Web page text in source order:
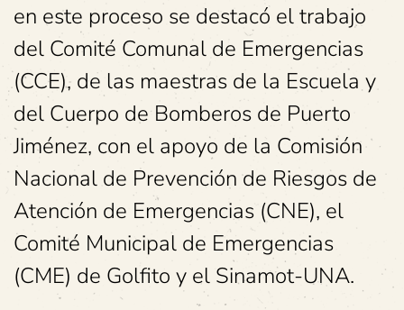
en este proceso se destacó el trabajo
del Comité Comunal de Emergencias
(CCE), de las maestras de la Escuela y
del Cuerpo de Bomberos de Puerto
Jiménez, con el apoyo de la Comisión
Nacional de Prevención de Riesgos de
Atención de Emergencias (CNE), el
Comité Municipal de Emergencias
(CME) de Golfito y el Sinamot-UNA.